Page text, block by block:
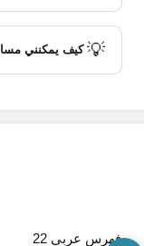
💡 كيف يمكنني
فهرس عربي 22
مواصفات موبايل Xiaomi Mi A1
التصميم والشاشة
الأداء ونظام التشغيل